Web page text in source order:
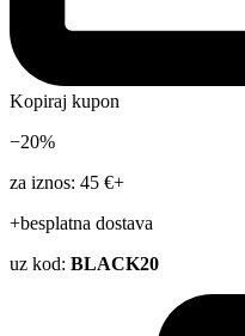
Kopiraj kupon
−20%
za iznos: 45 €+
+besplatna dostava
uz kod: BLACK20